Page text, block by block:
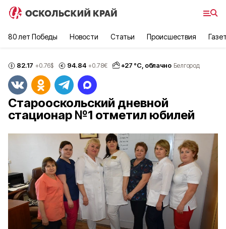
80 лет Победы Новости Статьи Происшествия
82.17 +0.76$ 94.84 +0.78€ +27 °С, облачно Белгород
Старооскольский дневной
стационар №1 отметил юбилей